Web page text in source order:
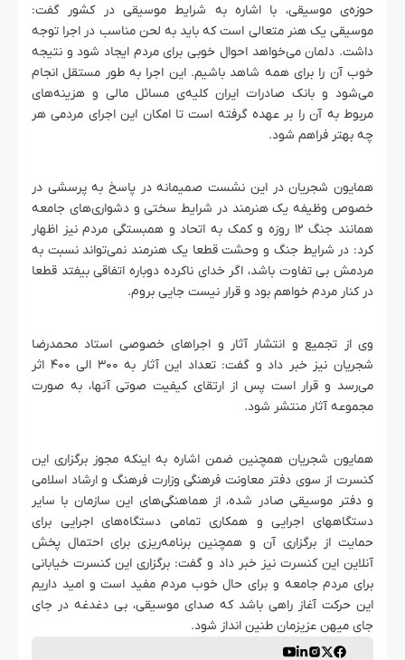
حوزه‌ی موسیقی، با اشاره به شرایط موسیقی در کشور گفت:
موسیقی یک هنر متعالی است که باید به لحن مناسب در اجرا توجه
داشت. دلمان می‌خواهد احوال خوبی برای مردم ایجاد شود و نتیجه
خوب آن را برای همه شاهد باشیم. این اجرا به طور مستقل انجام
می‌شود و بانک صادرات ایران کلیه‌ی مسائل مالی و هزینه‌های
مربوط به آن را بر عهده گرفته است تا امکان این اجرای مردمی هر
چه بهتر فراهم شود.
همایون شجریان در این نشست صمیمانه در پاسخ به پرسشی در
خصوص وظیفه یک هنرمند در شرایط سختی و دشواری‌های جامعه
همانند جنگ ۱۲ روزه و کمک به اتحاد و همبستگی مردم نیز اظهار
کرد: در شرایط جنگ و وحشت قطعا یک هنرمند نمی‌تواند نسبت به
مردمش بی تفاوت باشد، اگر خدای ناکرده دوباره اتفاقی بیفتد قطعا
در کنار مردم خواهم بود و قرار نیست جایی بروم.
وی از تجمیع و انتشار آثار و اجراهای خصوصی استاد محمدرضا
شجریان نیز خبر داد و گفت: تعداد این آثار به ۳۰۰ الی ۴۰۰ اثر
می‌رسد و قرار است پس از ارتقای کیفیت صوتی آنها، به صورت
مجموعه آثار منتشر شود.
همایون شجریان همچنین ضمن اشاره به اینکه مجوز برگزاری این
کنسرت از سوی دفتر معاونت فرهنگی وزارت فرهنگ و ارشاد اسلامی
و دفتر موسیقی صادر شده، از هماهنگی‌های این سازمان با سایر
دستگاههای اجرایی و همکاری تمامی دستگاه‌های اجرایی برای
حمایت از برگزاری آن و همچنین برنامه‌ریزی برای احتمال پخش
آنلاین این کنسرت نیز خبر داد و گفت: برگزاری این کنسرت خیابانی
برای مردم جامعه و برای حال خوب مردم مفید است و امید داریم
این حرکت آغاز راهی باشد که صدای موسیقی، بی دغدغه در جای
جای میهن عزیزمان طنین انداز شود.